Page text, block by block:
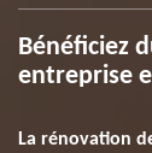
Bénéficiez
entreprise
La rénovation